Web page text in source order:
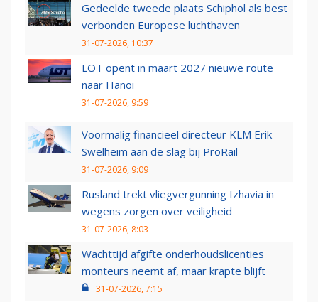
Gedeelde tweede plaats Schiphol als best
verbonden Europese luchthaven
31-07-2026, 10:37
LOT opent in maart 2027 nieuwe route
naar Hanoi
31-07-2026, 9:59
Voormalig financieel directeur KLM Erik
Swelheim aan de slag bij ProRail
31-07-2026, 9:09
Rusland trekt vliegvergunning Izhavia in
wegens zorgen over veiligheid
31-07-2026, 8:03
Wachttijd afgifte onderhoudslicenties
monteurs neemt af, maar krapte blijft
31-07-2026, 7:15